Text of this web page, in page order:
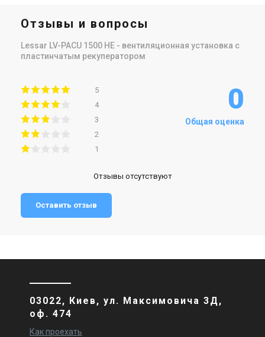
Отзывы и вопросы
Lessar LV-PACU 1500 HE - вентиляционная установка с
пластинчатым рекуператором
5
4
3
2
1
0
Общая оценка
Отзывы отсутствуют
Оставить отзыв
03022, Киев, ул. Максимовича 3Д,
оф. 474
Как проехать